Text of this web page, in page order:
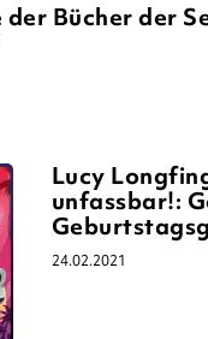
Bücher der
Lucy
unfassbar!:
24.02.2021